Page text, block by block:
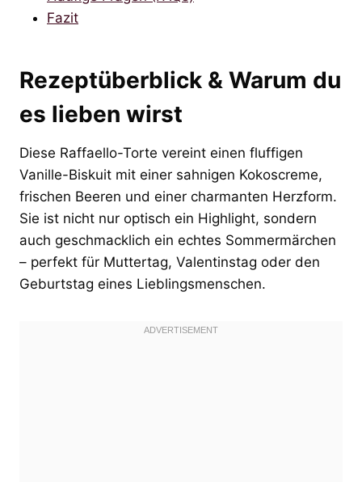
Fazit
Rezeptüberblick & Warum du
es lieben wirst
Diese Raffaello-Torte vereint einen fluffigen
Vanille-Biskuit mit einer sahnigen Kokoscreme,
frischen Beeren und einer charmanten Herzform.
Sie ist nicht nur optisch ein Highlight, sondern
auch geschmacklich ein echtes Sommermärchen
– perfekt für Muttertag, Valentinstag oder den
Geburtstag eines Lieblingsmenschen.